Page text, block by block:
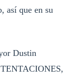
así que en su
Dustin
TENTACIONES,